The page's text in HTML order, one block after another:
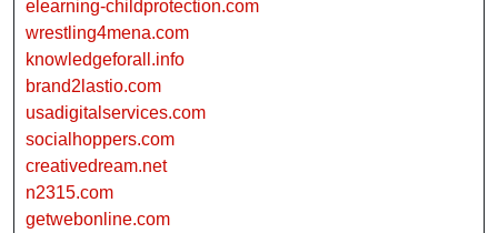
elearning-childprotection.com
wrestling4mena.com
knowledgeforall.info
brand2lastio.com
usadigitalservices.com
socialhoppers.com
creativedream.net
n2315.com
getwebonline.com